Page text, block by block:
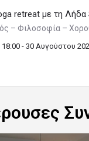
retreat με τη Λήδα
– Φιλοσοφία –
- 30 Αυγούστου